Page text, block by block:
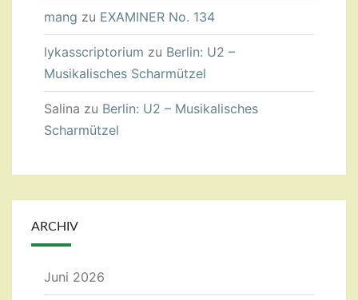
mang zu EXAMINER No. 134
lykasscriptorium zu Berlin: U2 –
Musikalisches Scharmützel
Salina zu Berlin: U2 – Musikalisches
Scharmützel
ARCHIV
Juni 2026